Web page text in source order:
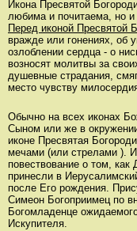
Икона Пресвятой
любима и почитаема, но и
Перед иконой Пресвятой
вражде или гонениях, об
озлоблении сердца - о
возносят молитвы за
душевные страдания,
место чувству
Обычно на всех иконах
Сыном или же в
иконе Пресвятая
мечами (или стрелами ).
повествование о том,
принесли в
после Его рождения.
Симеон Богоприимец по
Богомладенце
Искупителя.